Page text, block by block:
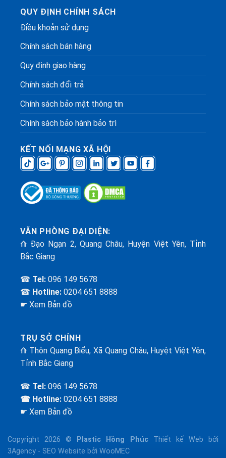
QUY ĐỊNH CHÍNH SÁCH
Điều khoản sử dụng
Chính sách bán hàng
Quy định giao hàng
Chính sách đổi trả
Chính sách bảo mật thông tin
Chính sách bảo hành bảo trì
KẾT NỐI MẠNG XÃ HỘI
VĂN PHÒNG ĐẠI DIỆN:
⟰ Đạo Ngạn 2, Quang Châu, Huyện Việt Yên, Tỉnh
Bắc Giang
☎ Tel: 096 149 5678
☎ Hotline: 0204 651 8888
☛ Xem Bản đồ
TRỤ SỞ CHÍNH
⟰ Thôn Quang Biểu, Xã Quang Châu, Huyệt Việt Yên,
Tỉnh Bắc Giang
☎ Tel: 096 149 5678
☎ Hotline: 0204 651 8888
☛ Xem Bản đồ
Copyright 2026 © Plastic Hồng Phúc Thiết kế Web bởi
3Agency - SEO Website bởi WooMEC